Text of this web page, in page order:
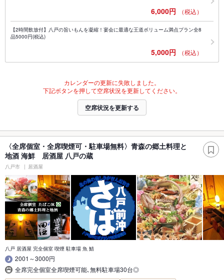
6,000円 （税込）
【2時間飲放付】八戸の旨いもんを凝縮！宴会に最適な王道ボリューム満点プラン全8
品5000円(税込)
5,000円 （税込）
カレンダーの更新に失敗しました。
下記ボタンを押して空席状況を更新してください。
空席状況を更新する
〈全席個室・全席喫煙可・駐車場無料〉青森の郷土料理と
地酒 海鮮 居酒屋 八戸の蔵
八戸市 居酒屋
八戸 居酒屋 完全個室 喫煙 駐車場 魚 鯖
2001～3000円
全席完全個室全席喫煙可能､無料駐車場30台◎